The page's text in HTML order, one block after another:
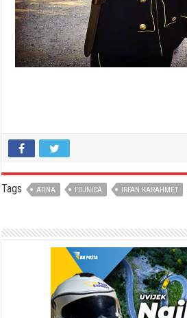
Tags ATINA FOJNICA IRFAN KARAHMET